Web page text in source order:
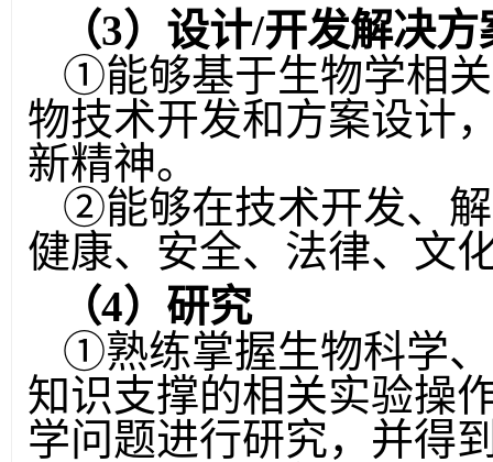
（3）设计/开发解决方
①能够基于生物学相
物技术开发和方案设计
新精神。
②能够在技术开发、
健康、安全、法律、文
（4）研究
①熟练掌握生物科学
知识支撑的相关实验操
学问题进行研究，并得